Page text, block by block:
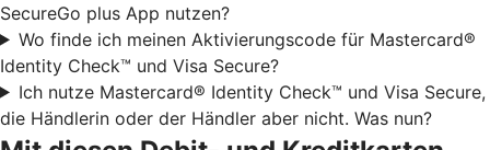
SecureGo plus App nutzen?
Wo finde ich meinen Aktivierungscode für Mastercard®
Identity Check™ und Visa Secure?
Ich nutze Mastercard® Identity Check™ und Visa Secure,
die Händlerin oder der Händler aber nicht. Was nun?